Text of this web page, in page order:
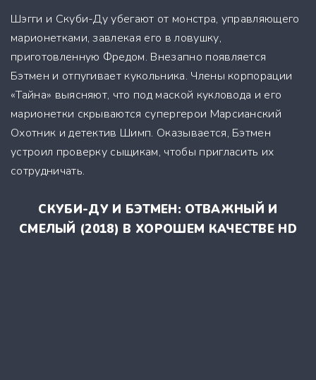
Шэгги и Скуби-Ду убегают от монстра, управляющего
марионетками, завлекая его в ловушку,
приготовленную Фредом. Внезапно появляется
Бэтмен и отпугивает кукольника. Члены корпорации
«Тайна» выясняют, что под маской кукловода и его
марионетки скрываются супергерои Марсианский
Охотник и детектив Шимп. Оказывается, Бэтмен
устроил проверку сыщикам, чтобы пригласить их
сотрудничать.
СКУБИ-ДУ И БЭТМЕН: ОТВАЖНЫЙ И
СМЕЛЫЙ (2018) В ХОРОШЕМ КАЧЕСТВЕ HD